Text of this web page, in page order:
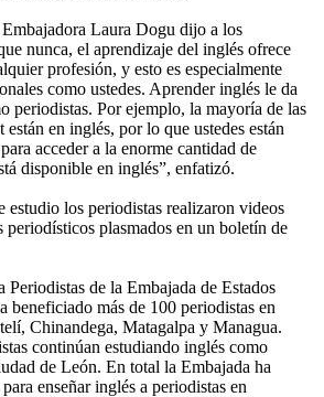
Laura Dogu dijo a los
nunca, el aprendizaje del inglés ofrece
profesión, y esto es especialmente
como ustedes. Aprender inglés le da
periodistas. Por ejemplo, la mayoría de las
en inglés, por lo que ustedes están
acceder a la enorme cantidad de
disponible en inglés”, enfatizó.
estudio los periodistas realizaron videos
periodísticos plasmados en un boletín de
Periodistas de la Embajada de Estados
beneficiado más de 100 periodistas en
Chinandega, Matagalpa y Managua.
continúan estudiando inglés como
de León. En total la Embajada ha
enseñar inglés a periodistas en